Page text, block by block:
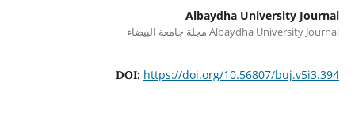
Albaydha University Journal
Albaydha University Journal مجلة جامعة البيضاء
DOI: https://doi.org/10.56807/buj.v5i3.394